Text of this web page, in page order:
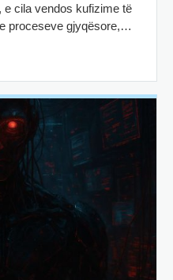
e cila vendos kufizime të
proceseve gjyqësore,…